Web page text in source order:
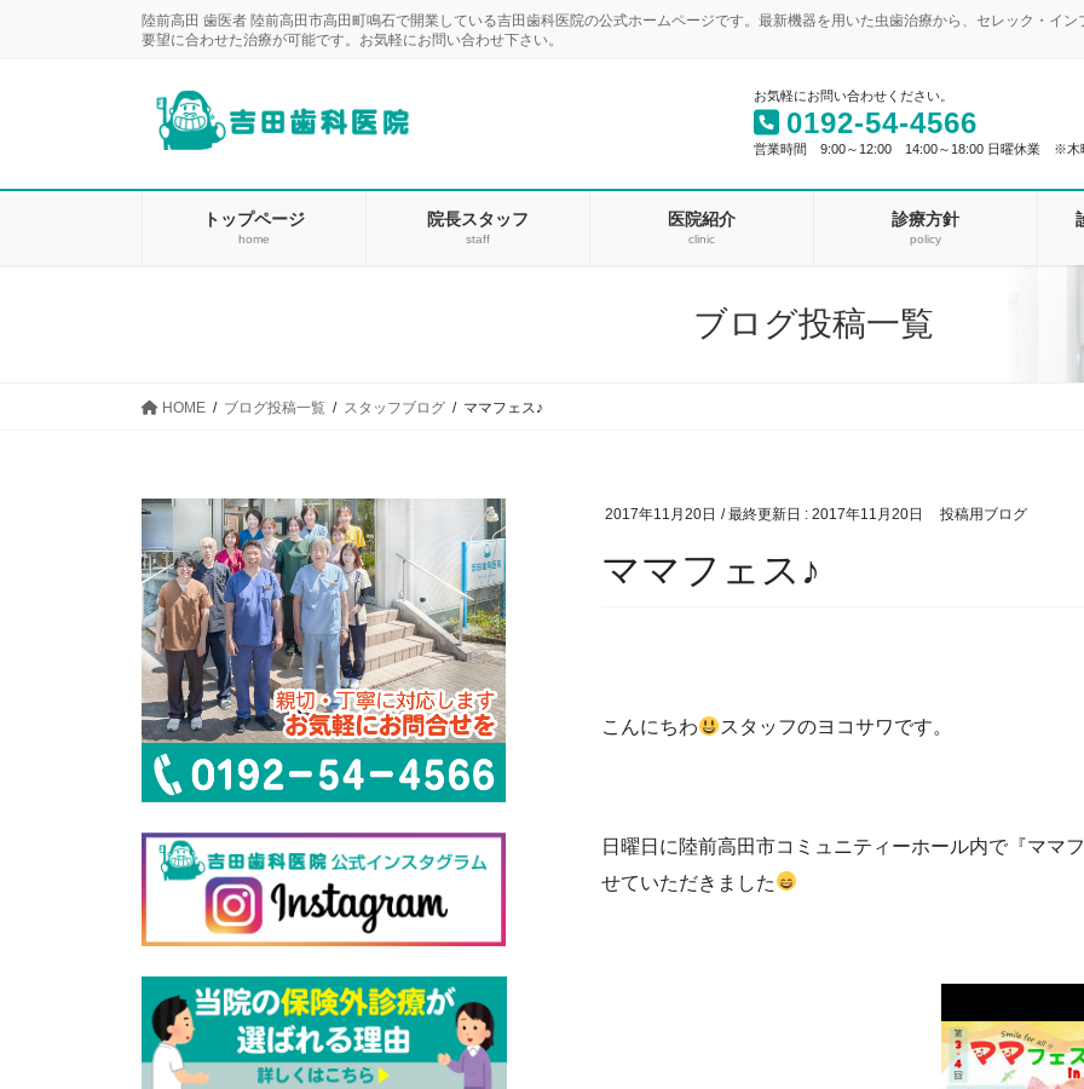
移
ン
陸前高田 歯医者 陸前高田市高田町鳴石で開業している吉田歯科医院の公式ホームページです。最新機器を用いた虫歯治療から、セレック・イ
要望に合わせた治療が可能です。お気軽にお問い合わせ下さい。
お気軽にお問い合わせください。
0192-54-4566
営業時間 9:00～12:00 14:00～18:00 日曜休業 ※木
トップページ
home
院長スタッフ
staff
医院紹介
clinic
診療方針
policy
ブログ投稿一覧
HOME ブログ投稿一覧 スタッフブログ ママフェス♪
2017年11月20日 / 最終更新日 : 2017年11月20日 投稿用ブログ
ママフェス♪
こんにちわ スタッフのヨコサワです。
日曜日に陸前高田市コミュニティーホール内で『ママ
せていただきました